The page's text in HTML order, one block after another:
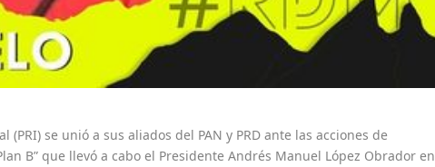
se unió a sus aliados del PAN y PRD ante las acciones de
B” que llevó a cabo el Presidente Andrés Manuel López Obrador en